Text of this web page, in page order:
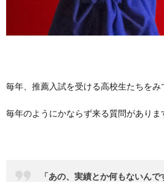
毎年、推薦入試を受ける高校生たちをみ
毎年のようにかならず来る質問がありま
「あの、実績とか何もないん